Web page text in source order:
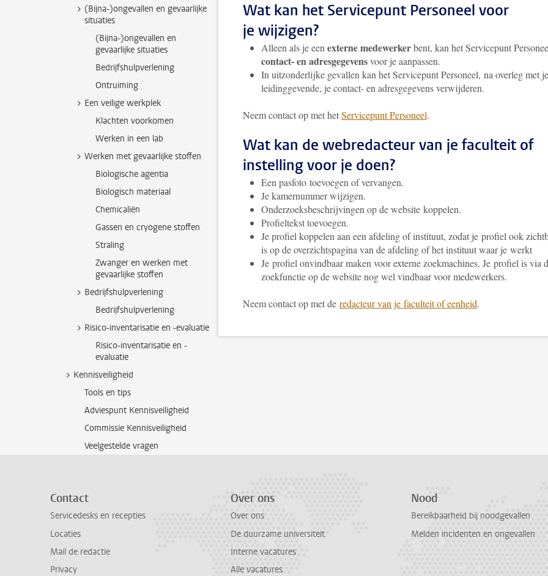
(Bijna-)ongevallen en gevaarlijke
situaties
(Bijna-)ongevallen en
gevaarlijke situaties
Bedrijfshulpverlening
Ontruiming
Een veilige werkplek
Klachten voorkomen
Werken in een lab
Werken met gevaarlijke stoffen
Biologische agentia
Biologisch materiaal
Chemicaliën
Gassen en cryogene stoffen
Straling
Zwanger en werken met
gevaarlijke stoffen
Bedrijfshulpverlening
Bedrijfshulpverlening
Risico-inventarisatie en -evaluatie
Risico-inventarisatie en -
evaluatie
Kennisveiligheid
Tools en tips
Adviespunt Kennisveiligheid
Commissie Kennisveiligheid
Veelgestelde vragen
Wat kan het Servicepunt Personeel voor
je wijzigen?
Alleen als je een externe medewerkerbent, kan het Servicepunt
contact- en adresgegevensvoor je aanpassen.
In uitzonderlijke gevallen kan het Servicepunt Personeel, na overleg met je
leidinggevende, je contact- en adresgegevens verwijderen.
Neem contact op met hetServicepunt Personeel.
Wat kan de webredacteur van je faculteit of
instelling voor je doen?
Een pasfoto toevoegen of vervangen.
Je kamernummer wijzigen.
Onderzoeksbeschrijvingen op de website koppelen.
Profieltekst toevoegen.
Je profiel koppelen aan een afdeling of instituut, zodat je profiel ook
is op de overzichtspagina van de afdeling of het instituut waar je werkt
Je profiel onvindbaar maken voor externe zoekmachines. Je profiel is via
zoekfunctie op de website nog wel vindbaar voor medewerkers.
Neem contact op met de redacteur van je faculteit of eenheid.
Contact
Servicedesks en recepties
Locaties
Mail de redactie
Privacy
Over ons
Over ons
De duurzame universiteit
Interne vacatures
Alle vacatures
Nood
Bereikbaarheid bij noodgevallen
Melden incidenten en ongevallen